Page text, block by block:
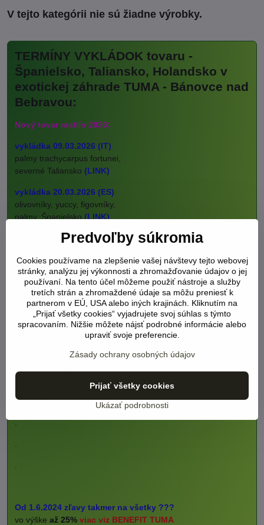
TERMÍNY VYKLÁDOK tovaru -
Španielsko, Taliansko, Holandsko v
exotickej záhrade TUMA - Bánovce nad
Bebravou:
Nový tovar rastlín 2026:
vykládka 09.03.2026 (IT)
palmy trachycarpus fortunei,
severné Taliansko (LINK)
vykládka 20.03.2026 (ES)
olivovníky, yuccy, figovníky,
palmy, Španielsko (LINK)
vykládka 27.03.2026 (ES)
citrusy, Španielsko(LINK)
vykládka 2.04.2026 (ES)
olivovníky, yuccy,
palmy, Španielsko
vykládka 27.04.2026 (ES)
palmy, Španielsko(LINK)
vykládka 20.05.2026 (ES)
palmy, Španielsko(LINK)
.
Od 1.6.2024 zľavy takmer na všetky ???
vo výške až 25% viac viz BENEFIT TUMA
Predvoľby súkromia
Cookies používame na zlepšenie vašej návštevy tejto webovej
stránky, analýzu jej výkonnosti a zhromažďovanie údajov o jej
používaní. Na tento účel môžeme použiť nástroje a služby
tretích strán a zhromaždené údaje sa môžu preniesť k
partnerom v EÚ, USA alebo iných krajinách. Kliknutím na
„Prijať všetky cookies“ vyjadrujete svoj súhlas s týmto
spracovaním. Nižšie môžete nájsť podrobné informácie alebo
upraviť svoje preferencie.
Zásady ochrany osobných údajov
Ukázať podrobnosti
Prijať všetky cookies